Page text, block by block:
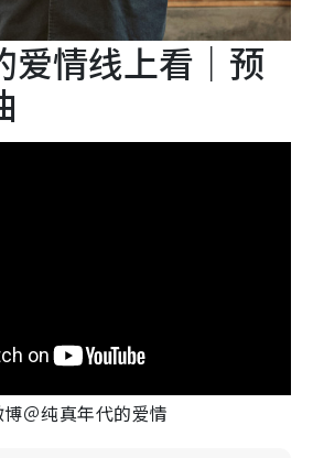
爱情线上看｜预
＠纯真年代的爱情